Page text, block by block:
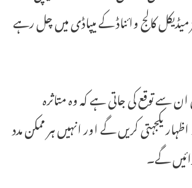
میڈیکل کالج وائناڈ کے میپاڈی میں چل رہے
سے توقع کی جاتی ہے کہ وہ متاثرہ
یکجہتی کریں گے اور انہیں ہر ممکن مدد
گے۔